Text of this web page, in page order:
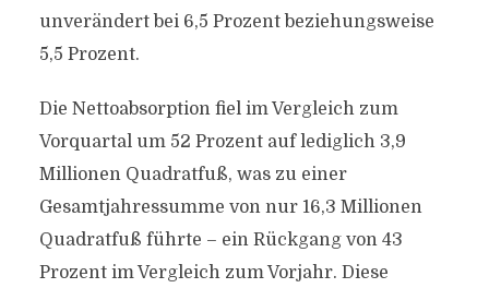
unverändert bei 6,5 Prozent beziehungsweise
5,5 Prozent.
Die Nettoabsorption fiel im Vergleich zum
Vorquartal um 52 Prozent auf lediglich 3,9
Millionen Quadratfuß, was zu einer
Gesamtjahressumme von nur 16,3 Millionen
Quadratfuß führte – ein Rückgang von 43
Prozent im Vergleich zum Vorjahr. Diese